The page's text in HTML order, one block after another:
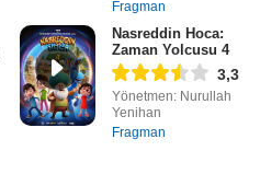
Fragman
Nasreddin Hoca:
Zaman Yolcusu 4
3,3
Yönetmen: Nurullah
Yenihan
Fragman